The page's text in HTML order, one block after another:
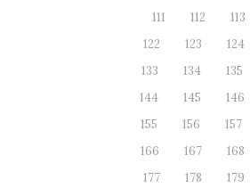
111
112 113
122
123 124
133
134 135
144
145 146
155
156 157
166
167 168
177
178 179